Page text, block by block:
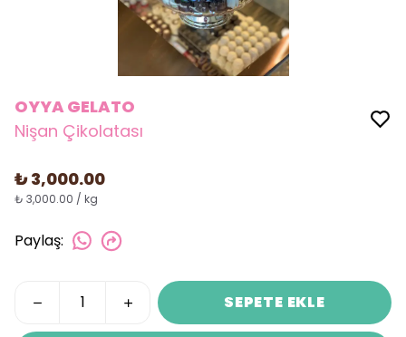
OYYA GELATO
Nişan Çikolatası
₺ 3,000.00
₺ 3,000.00 / kg
Paylaş:
SEPETE EKLE